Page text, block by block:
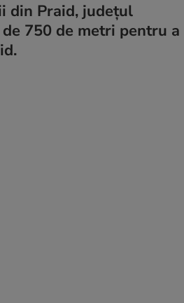
din Praid, judeţul
750 de metri pentru a